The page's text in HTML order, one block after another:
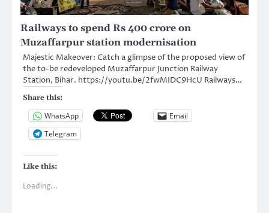
Railways to spend Rs 400 crore on
Muzaffarpur station modernisation
Majestic Makeover: Catch a glimpse of the proposed view of
the to-be redeveloped Muzaffarpur Junction Railway
Station, Bihar. https://youtu.be/2fwMIDC9HcU Railways…
Share this:
WhatsApp
Email
Telegram
Like this:
Loading...